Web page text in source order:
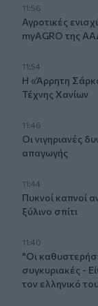
11:56
Αγροτικές
myAGRO της
11:54
Η «Άρρητη
Τέχνης Χανίων
11:46
Οι νιγηριανές
απαγωγής
11:44
Πυκνοί καπνοί
ξύλινο σπίτι
11:40
"Οι
συγκυριακές -
τον ελληνικό